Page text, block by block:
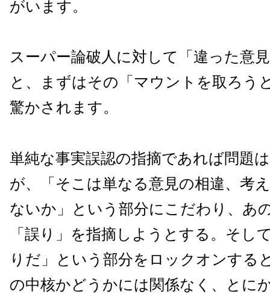
がいます。
スーパー論破人に対して「違った意
と、まずはその「マウントを取ろう
驚かされます。
単純な事実誤認の指摘であれば問題
が、「そこは単なる意見の相違、考
ないか」という部分にこだわり、あ
「誤り」を指摘しようとする。そし
りだ」という部分をロックオンする
の中核かどうかには関係なく、とに